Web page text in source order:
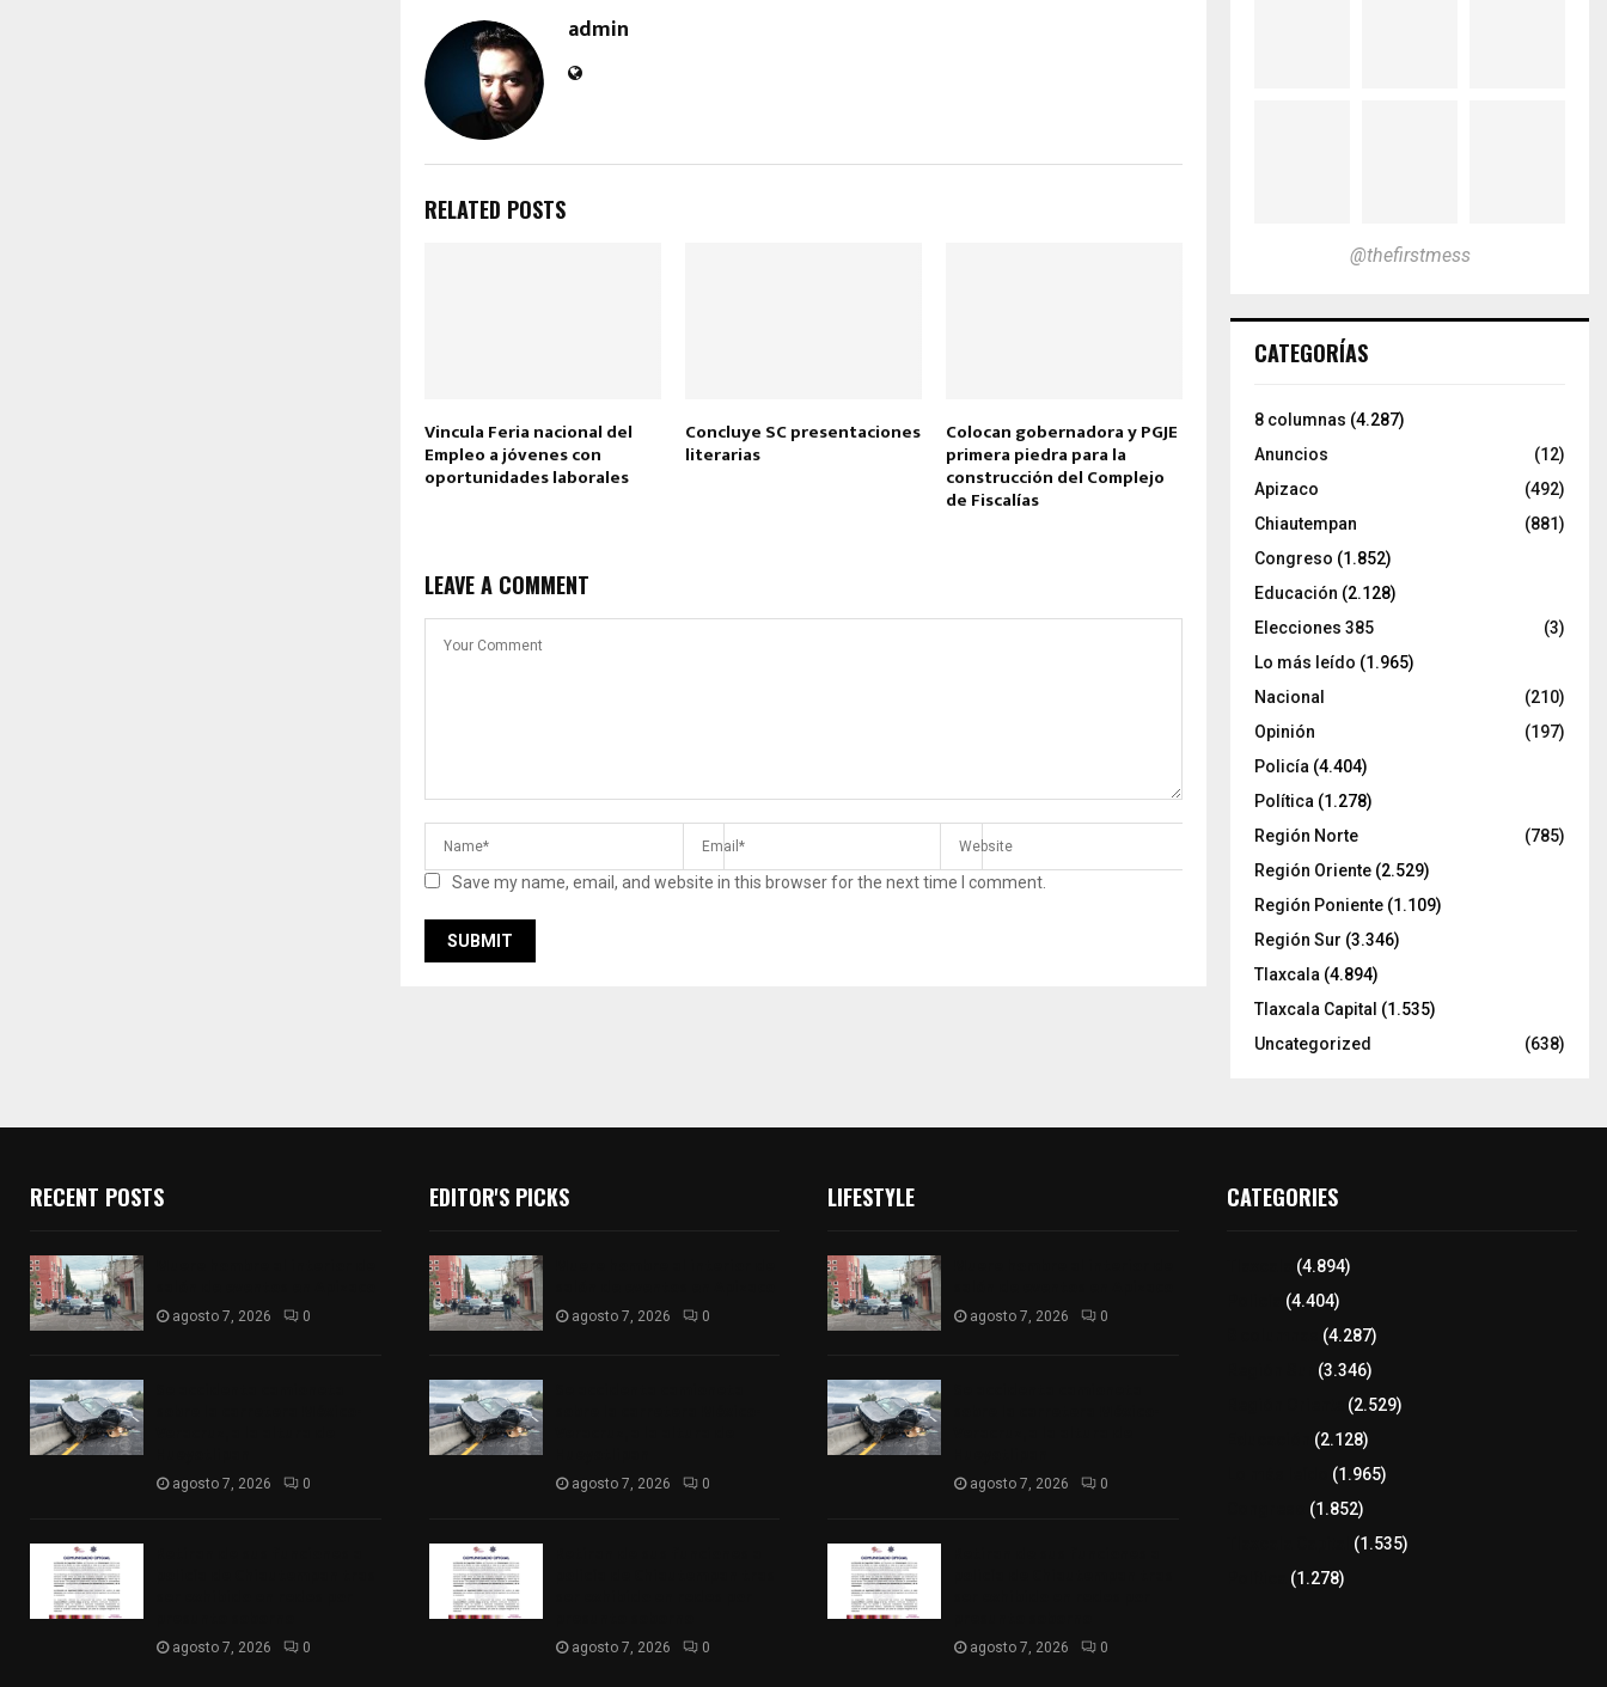
admin
RELATED POSTS
Vincula Feria nacional del
Empleo a jóvenes con
oportunidades laborales
Concluye SC presentaciones
literarias
Colocan gobernadora y PGJE
primera piedra para la
construcción del Complejo
de Fiscalías
LEAVE A COMMENT
Save my name, email, and website in this browser for the next time I comment.
@thefirstmess
CATEGORÍAS
8 columnas (4.287)
Anuncios
(12)
Apizaco
(492)
Chiautempan
(881)
Congreso (1.852)
Educación (2.128)
Elecciones 385
(3)
Lo más leído (1.965)
Nacional
(210)
Opinión
(197)
Policía (4.404)
Política (1.278)
Región Norte
(785)
Región Oriente (2.529)
Región Poniente (1.109)
Región Sur (3.346)
Tlaxcala (4.894)
Tlaxcala Capital (1.535)
Uncategorized
(638)
RECENT POSTS
agosto 7, 2026 0
agosto 7, 2026 0
agosto 7, 2026 0
EDITOR'S PICKS
agosto 7, 2026 0
agosto 7, 2026 0
agosto 7, 2026 0
LIFESTYLE
agosto 7, 2026 0
agosto 7, 2026 0
agosto 7, 2026 0
CATEGORIES
(4.894)
(4.404)
(4.287)
(3.346)
(2.529)
(2.128)
(1.965)
(1.852)
(1.535)
(1.278)